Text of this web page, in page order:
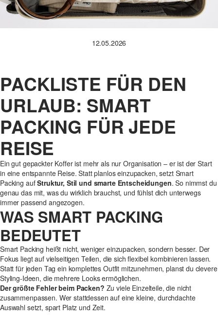
12.05.2026
PACKLISTE FÜR DEN
URLAUB: SMART
PACKING FÜR JEDE
REISE
Ein gut gepackter Koffer ist mehr als nur Organisation – er ist der Start
in eine entspannte Reise. Statt planlos einzupacken, setzt Smart
Packing aufStruktur, Stil und smarte Entscheidungen. So nimmst du
genau das mit, was du wirklich brauchst, und fühlst dich unterwegs
immer passend angezogen.
WAS SMART PACKING
BEDEUTET
Smart Packing heißt nicht, weniger einzupacken, sondern besser. Der
Fokus liegt auf vielseitigen Teilen, die sich flexibel kombinieren lassen.
Statt für jeden Tag ein komplettes Outfit mitzunehmen, planst du clevere
Styling-Ideen, die mehrere Looks ermöglichen.
Der größte Fehler beim Packen? Zu viele Einzelteile, die nicht
zusammenpassen. Wer stattdessen auf eine kleine, durchdachte
Auswahl setzt, spart Platz und Zeit.